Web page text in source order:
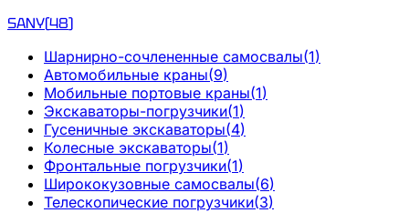
SANY(48)
Шарнирно-сочлененные самосвалы(1)
Автомобильные краны(9)
Мобильные портовые краны(1)
Экскаваторы-погрузчики(1)
Гусеничные экскаваторы(4)
Колесные экскаваторы(1)
Фронтальные погрузчики(1)
Ширококузовные самосвалы(6)
Телескопические погрузчики(3)